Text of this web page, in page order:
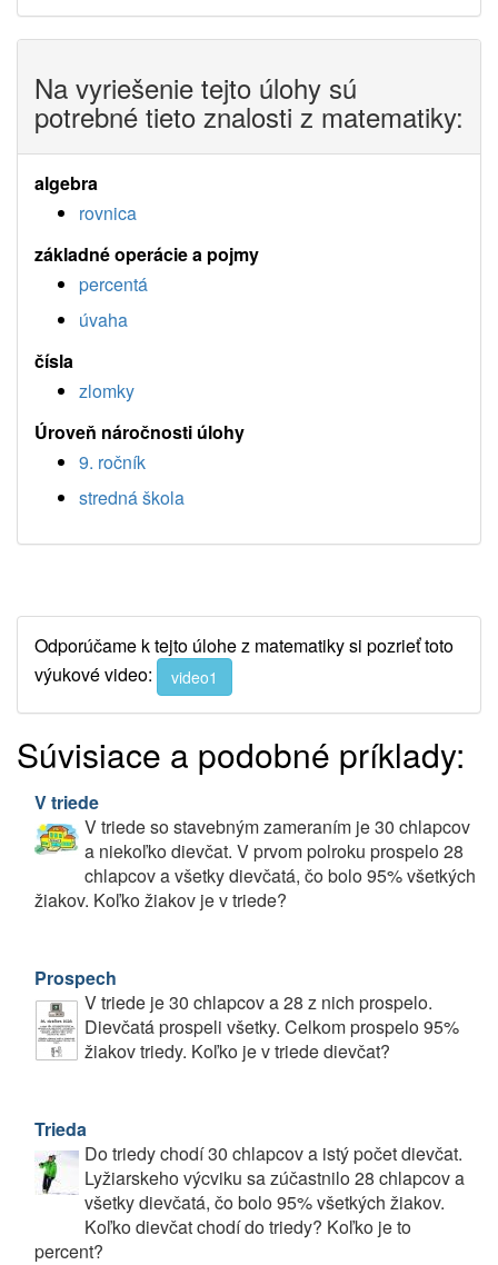
Na vyriešenie tejto úlohy sú
potrebné tieto znalosti z matematiky:
algebra
rovnica
základné operácie a pojmy
percentá
úvaha
čísla
zlomky
Úroveň náročnosti úlohy
9. ročník
stredná škola
Odporúčame k tejto úlohe z matematiky si pozrieť toto
výukové video:
video1
Súvisiace a podobné príklady:
V triede
V triede so stavebným zameraním je 30 chlapcov
a niekoľko dievčat. V prvom polroku prospelo 28
chlapcov a všetky dievčatá, čo bolo 95% všetkých
žiakov. Koľko žiakov je v triede?
Prospech
V triede je 30 chlapcov a 28 z nich prospelo.
Dievčatá prospeli všetky. Celkom prospelo 95%
žiakov triedy. Koľko je v triede dievčat?
Trieda
Do triedy chodí 30 chlapcov a istý počet dievčat.
Lyžiarskeho výcviku sa zúčastnilo 28 chlapcov a
všetky dievčatá, čo bolo 95% všetkých žiakov.
Koľko dievčat chodí do triedy? Koľko je to
percent?